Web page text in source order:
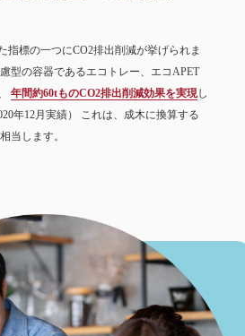
指標の一つにCO2排出削減が挙げられま
型の容器であるエコトレー、エコAPET
年間約60tものCO2排出削減効果を実現し
年12月実績） これは、成木に換算する
当します。